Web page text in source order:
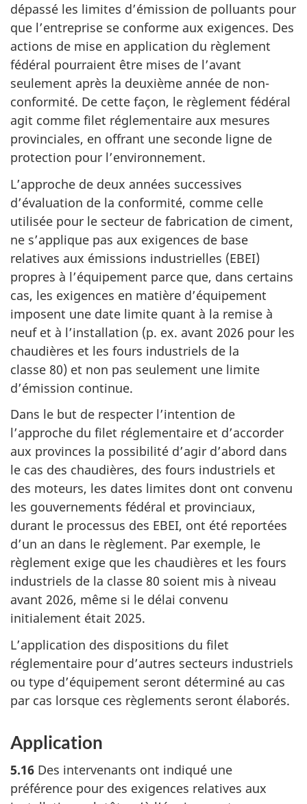
dépassé les limites d’émission de polluants pour
que l’entreprise se conforme aux exigences. Des
actions de mise en application du règlement
fédéral pourraient être mises de l’avant
seulement après la deuxième année de non-
conformité. De cette façon, le règlement fédéral
agit comme filet réglementaire aux mesures
provinciales, en offrant une seconde ligne de
protection pour l’environnement.
L’approche de deux années successives
d’évaluation de la conformité, comme celle
utilisée pour le secteur de fabrication de ciment,
ne s’applique pas aux exigences de base
relatives aux émissions industrielles (EBEI)
propres à l’équipement parce que, dans certains
cas, les exigences en matière d’équipement
imposent une date limite quant à la remise à
neuf et à l’installation (p. ex. avant 2026 pour les
chaudières et les fours industriels de la
classe 80) et non pas seulement une limite
d’émission continue.
Dans le but de respecter l’intention de
l’approche du filet réglementaire et d’accorder
aux provinces la possibilité d’agir d’abord dans
le cas des chaudières, des fours industriels et
des moteurs, les dates limites dont ont convenu
les gouvernements fédéral et provinciaux,
durant le processus des EBEI, ont été reportées
d’un an dans le règlement. Par exemple, le
règlement exige que les chaudières et les fours
industriels de la classe 80 soient mis à niveau
avant 2026, même si le délai convenu
initialement était 2025.
L’application des dispositions du filet
réglementaire pour d’autres secteurs industriels
ou type d’équipement seront déterminé au cas
par cas lorsque ces règlements seront élaborés.
Application
5.16 Des intervenants ont indiqué une
préférence pour des exigences relatives aux